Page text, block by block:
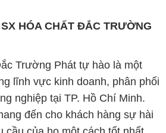
HÓA CHẤT ĐẮC TRƯỜNG
Trường Phát tự hào là một
lĩnh vực kinh doanh, phân phối
nghiệp tại TP. Hồ Chí Minh.
đến cho khách hàng sự hài